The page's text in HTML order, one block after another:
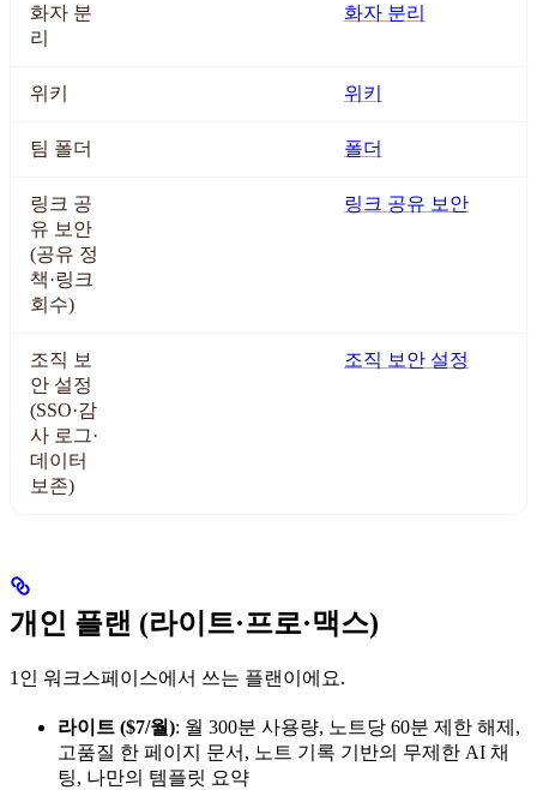
화자 분
리
화자 분리
위키 위키
팀 폴더 폴더
링크 공
유 보안
(공유 정
책·링크
회수)
링크 공유 보안
조직 보
안 설정
(SSO·감
사 로그·
데이터
보존)
조직 보안 설정
개인 플랜 (라이트·프로·맥스)
1인 워크스페이스에서 쓰는 플랜이에요.
라이트 ($7/월): 월 300분 사용량, 노트당 60분 제한 해제,
고품질 한 페이지 문서, 노트 기록 기반의 무제한 AI 채
팅, 나만의 템플릿 요약